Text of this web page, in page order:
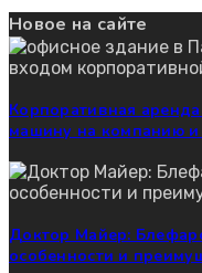
Новое на сайте
Корпоративная
машину на компанию и
Доктор Майер:
особенности и